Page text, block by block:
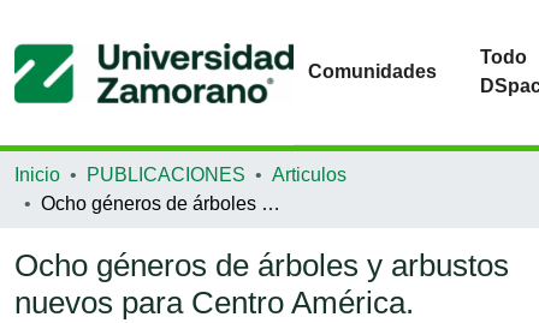
Comunidades
Todo
Inicio PUBLICACIONES
Articulos
Ocho géneros de árboles y arbustos nuevos para Centro América.
Ocho géneros de árboles y arbustos
nuevos para Centro América.